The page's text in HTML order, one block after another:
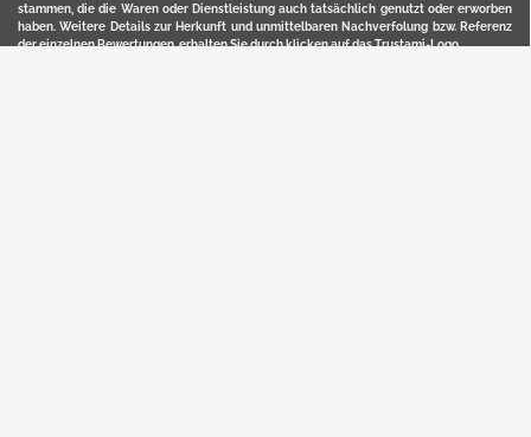
stammen, die die Waren oder Dienstleistung auch tatsächlich genutzt oder erworben
haben. Weitere Details zur Herkunft und unmittelbaren Nachverfolung bzw. Referenz
der einzelnen Bewertungen, erhalten Sie durch klicken auf das Trustami-Logo.